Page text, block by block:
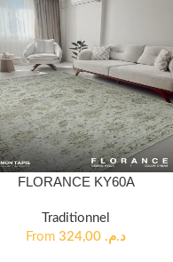
FLORANCE KY60A
Traditionnel
From
د.م.